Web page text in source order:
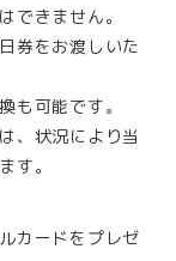
できません。
券をお渡しいた
も可能です。
、状況により当
す。
カードをプレゼ